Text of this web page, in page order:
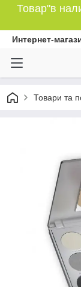
Товар"в
Интернет-
Товари та